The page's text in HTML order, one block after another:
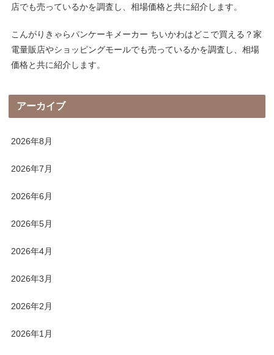
店でも売っているかを調査し、相場価格と共に紹介します。
こんがりきゃらパンケーキメーカー ちいかわはどこで買える？家
電量販店やショッピングモールでも売っているかを調査し、相場
価格と共に紹介します。
アーカイブ
2026年8月
2026年7月
2026年6月
2026年5月
2026年4月
2026年3月
2026年2月
2026年1月